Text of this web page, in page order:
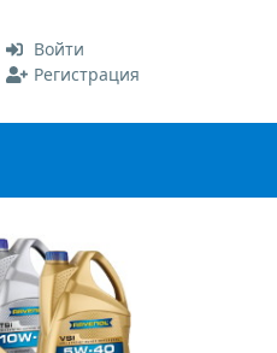
Войти
Регистрация